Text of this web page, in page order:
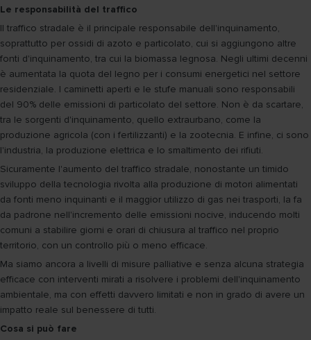
Le responsabilità del traffico
Il traffico stradale è il principale responsabile dell'inquinamento,
soprattutto per ossidi di azoto e particolato, cui si aggiungono altre
fonti d'inquinamento, tra cui la biomassa legnosa. Negli ultimi decenni
è aumentata la quota del legno per i consumi energetici nel settore
residenziale. I caminetti aperti e le stufe manuali sono responsabili
del 90% delle emissioni di particolato del settore. Non è da scartare,
tra le sorgenti d'inquinamento, quello extraurbano, come la
produzione agricola (con i fertilizzanti) e la zootecnia. E infine, ci sono
l'industria, la produzione elettrica e lo smaltimento dei rifiuti.
Sicuramente l'aumento del traffico stradale, nonostante un timido
sviluppo della tecnologia rivolta alla produzione di motori alimentati
da fonti meno inquinanti e il maggior utilizzo di gas nei trasporti, la fa
da padrone nell'incremento delle emissioni nocive, inducendo molti
comuni a stabilire giorni e orari di chiusura al traffico nel proprio
territorio, con un controllo più o meno efficace.
Ma siamo ancora a livelli di misure palliative e senza alcuna strategia
efficace con interventi mirati a risolvere i problemi dell'inquinamento
ambientale, ma con effetti davvero limitati e non in grado di avere un
impatto reale sul benessere di tutti.
Cosa si può fare